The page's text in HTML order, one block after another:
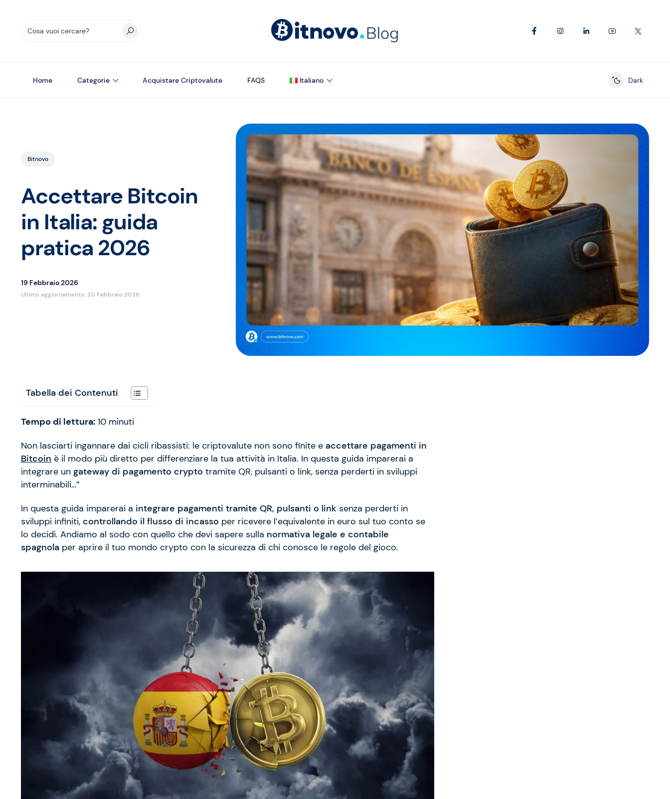
Home Categorie Acquistare Criptovalute FAQS Italiano
Enable dark
Dark
Bitnovo
Accettare Bitcoin
in Italia: guida
pratica 2026
19 Febbraio 2026
Ultimo aggiornamento: 20 Febbraio 2026
Tabella dei Contenuti
Tempo di lettura: 10 minuti
Non lasciarti ingannare dai cicli ribassisti: le criptovalute non sono finite e accettare pagamenti in
Bitcoin è il modo più diretto per differenziare la tua attività in Italia. In questa guida imparerai a
integrare un gateway di pagamento crypto tramite QR, pulsanti o link, senza perderti in sviluppi
interminabili…”
In questa guida imparerai a integrare pagamenti tramite QR, pulsanti o link senza perderti in
sviluppi infiniti, controllando il flusso di incasso per ricevere l’equivalente in euro sul tuo conto se
lo decidi. Andiamo al sodo con quello che devi sapere sulla normativa legale e contabile
spagnola per aprire il tuo mondo crypto con la sicurezza di chi conosce le regole del gioco.